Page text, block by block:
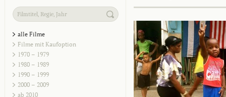
alle Filme
Filme mit Kaufoption
1970 – 1979
1980 – 1989
1990 – 1999
2000 – 2009
ab 2010